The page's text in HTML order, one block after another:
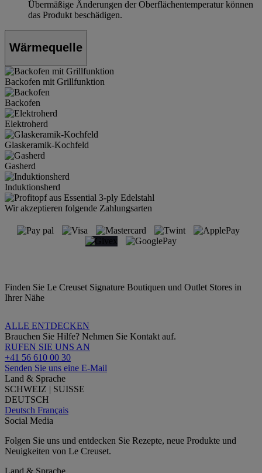
Übermäßige Änderungen der Oberflächentemperatur können
das Produkt beschädigen.
Wärmequelle
Backofen mit Grillfunktion
Backofen
Elektroherd
Glaskeramik-Kochfeld
Gasherd
Induktionsherd
Wir akzeptieren folgende Zahlungsarten
Finden Sie Le Creuset Signature Boutiquen und Outlet Stores in
Ihrer Nähe
ALLE ENTDECKEN
Brauchen Sie Hilfe? Nehmen Sie Kontakt auf.
RUFEN SIE UNS AN
+41 56 610 00 30
Senden Sie uns eine E-Mail
Land & Sprache
SCHWEIZ | SUISSE
DEUTSCH
Deutsch Français
Social Media
Folgen Sie uns und entdecken Sie Rezepte, neue Produkte und
Neuigkeiten von Le Creuset.
Land & Sprache